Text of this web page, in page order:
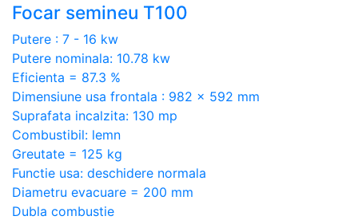
Focar semineu T100
Putere : 7 - 16 kw
Putere nominala: 10.78 kw
Eficienta = 87.3 %
Dimensiune usa frontala : 982 x 592 mm
Suprafata incalzita: 130 mp
Combustibil: lemn
Greutate = 125 kg
Functie usa: deschidere normala
Diametru evacuare = 200 mm
Dubla combustie